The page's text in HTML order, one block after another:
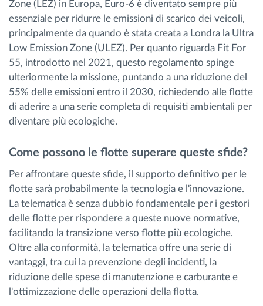
Zone (LEZ) in Europa, Euro-6 è diventato sempre più
essenziale per ridurre le emissioni di scarico dei veicoli,
principalmente da quando è stata creata a Londra la Ultra
Low Emission Zone (ULEZ). Per quanto riguarda Fit For
55, introdotto nel 2021, questo regolamento spinge
ulteriormente la missione, puntando a una riduzione del
55% delle emissioni entro il 2030, richiedendo alle flotte
di aderire a una serie completa di requisiti ambientali per
diventare più ecologiche.
Come possono le flotte superare queste sfide?
Per affrontare queste sfide, il supporto definitivo per le
flotte sarà probabilmente la tecnologia e l'innovazione.
La telematica è senza dubbio fondamentale per i gestori
delle flotte per rispondere a queste nuove normative,
facilitando la transizione verso flotte più ecologiche.
Oltre alla conformità, la telematica offre una serie di
vantaggi, tra cui la prevenzione degli incidenti, la
riduzione delle spese di manutenzione e carburante e
l'ottimizzazione delle operazioni della flotta.